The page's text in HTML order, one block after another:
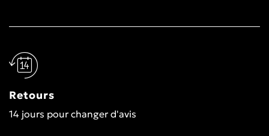
Retours
14 jours pour changer d'avis